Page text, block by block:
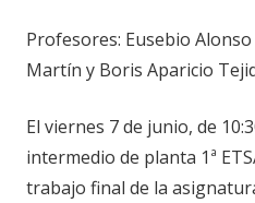
Profesores: Eusebio Alonso
Martín y Boris Aparicio
El viernes 7 de junio, de
intermedio de planta 1ª
trabajo final de la